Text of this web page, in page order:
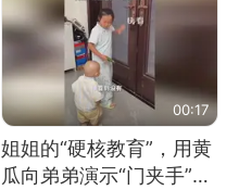
00:17
姐姐的“硬核教育”，用黄
瓜向弟弟演示“门夹手”，